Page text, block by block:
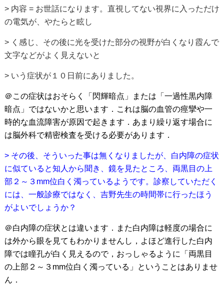
> 内容 = お世話になります。直視してない視界に入っただけ
の電気が、やたらと眩し
> く感じ、その後に光を受けた部分の視野が白くなり霞んで
文字などがよく見えないと
> いう症状が１０日前にありました。
＠この症状はおそらく「閃輝暗点」または「一過性黒内障
暗点」ではないかと思います．これは脳の血管の痙攣や一
時的な血流障害が原因で起きます．あまり繰り返す場合に
は脳外科で精密検査を受ける必要があります．
> その後、そういった事は無くなりましたが、白内障の症状
に似ていると知人から聞き、鏡を見たところ、両黒目の上
部２～３mm位白く濁っているようです。診察していただく
には、一般診療ではなく、吉野先生の時間帯に行ったほう
がよいでしょうか？
＠白内障の症状とは違います．また白内障は軽度の場合に
は外から眼を見てもわかりませんし，よほど進行した白内
障では瞳孔が白く見えるので，おっしゃるように「両黒目
の上部２～３mm位白く濁っている」ということはありませ
ん．